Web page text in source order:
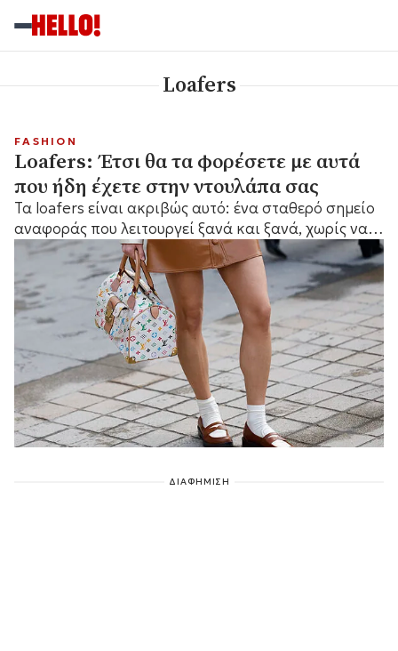
Loafers
FASHION
Loafers: Έτσι θα τα φορέσετε με αυτά
που ήδη έχετε στην ντουλάπα σας
Τα loafers είναι ακριβώς αυτό: ένα σταθερό σημείο
αναφοράς που λειτουργεί ξανά και ξανά, χωρίς να
χρειάζεται να το σκεφτείτε πολύ.
ΔΙΑΦΗΜΙΣΗ